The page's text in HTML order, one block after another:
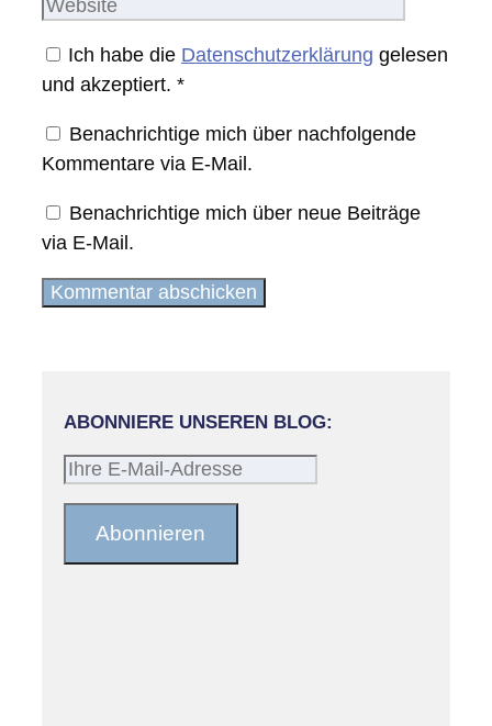
Ich habe die Datenschutzerklärung gelesen
und akzeptiert. *
Benachrichtige mich über nachfolgende
Kommentare via E-Mail.
Benachrichtige mich über neue Beiträge
via E-Mail.
ABONNIERE UNSEREN BLOG:
Ihre
Mail-Abonnieren